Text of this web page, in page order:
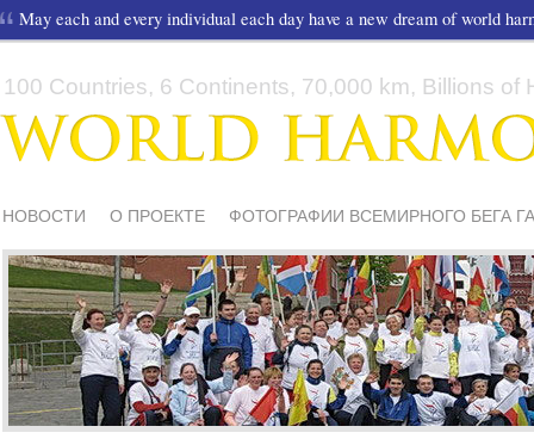
May each and every individual each day have a new dream of world
100 Countries, 6 Continents, 70,000 km, Billions of
НОВОСТИ О ПРОЕКТЕ
ФОТОГРАФИИ ВСЕМИРНОГО БЕГА
СМИ О НАС
ШКОЛЫ И ДЕТИ МАТЕРИАЛЫ ПИСЬМА